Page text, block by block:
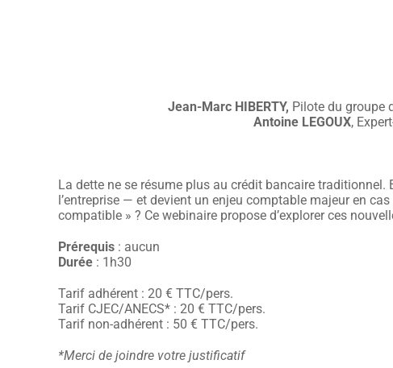
Jean-Marc HIBERTY, Pilote du groupe
Antoine LEGOUX,
La dette ne se résume plus au crédit bancaire
l’entreprise — et devient un enjeu comptable majeur en
compatible » ? Ce webinaire propose d’explorer ces
Prérequis : aucun
Durée : 1h30
Tarif adhérent : 20 € TTC/pers.
Tarif CJEC/ANECS* : 20 € TTC/pers.
Tarif non-adhérent : 50 € TTC/pers.
*Merci de joindre votre justificatif